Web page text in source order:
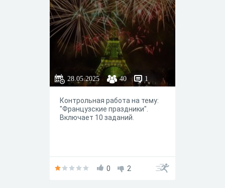
28.05.2025 40 1
Контрольная работа на тему:
"Французские праздники".
Включает 10 заданий.
0 2